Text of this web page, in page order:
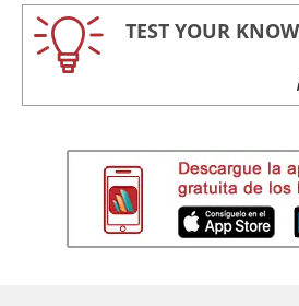
TEST YOUR